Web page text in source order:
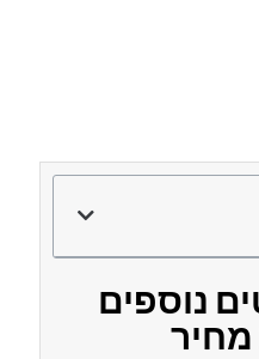
נוספים